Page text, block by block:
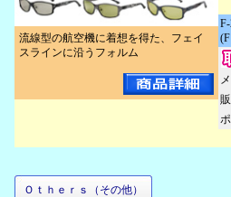
流線型の航空機に着想を得た、フェイ
スラインに沿うフォルム
Ｏｔｈｅｒｓ（その他）